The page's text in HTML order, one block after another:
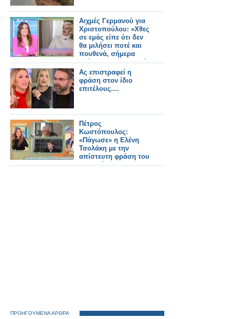
Αιχμές Γερμανού για
Χριστοπούλου: «Χθες
σε εμάς είπε ότι δεν
θα μιλήσει ποτέ και
πουθενά, σήμερα
βγήκε στην εκπομπή
της Σίσσυς»
Ας επιστραφεί η
φράση στον ίδιο
επιτέλους....
Πέτρος
Κωστόπουλος:
«Πάγωσε» η Ελένη
Τσολάκη με την
απίστευτη φράση του
στον αέρα-
ΠΡΟΗΓΟΥΜΕΝΑ ΑΡΘΡΑ